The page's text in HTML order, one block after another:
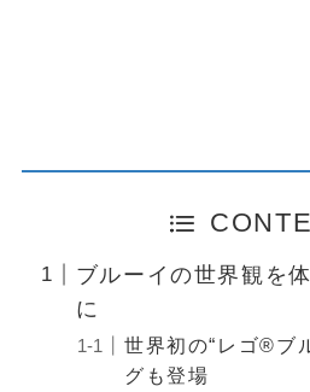
ブルーイの世界観を
に
世界初の“レゴ®ブ
グも登場